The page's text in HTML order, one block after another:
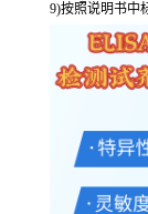
9)按照说明书中